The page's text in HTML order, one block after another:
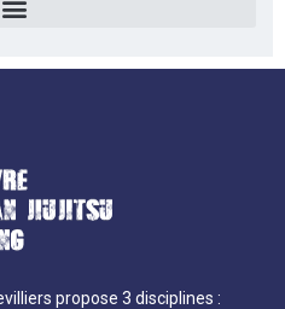
propose 3 disciplines :